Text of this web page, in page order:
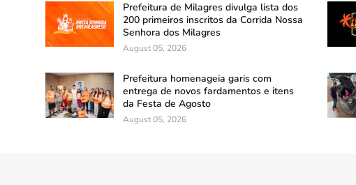
Prefeitura de Milagres divulga lista dos
200 primeiros inscritos da Corrida Nossa
Senhora dos Milagres
August 05, 2026
Prefeitura homenageia garis com
entrega de novos fardamentos e itens
da Festa de Agosto
August 05, 2026